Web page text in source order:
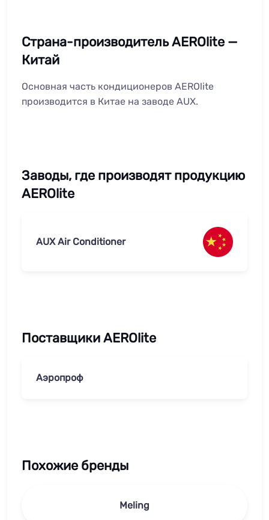
Страна-производитель AEROlite —
Китай
Основная часть кондиционеров AEROlite
производится в Китае на заводе AUX.
Заводы, где производят продукцию
AEROlite
AUX Air Conditioner
Поставщики AEROlite
Аэропроф
Похожие бренды
Meling